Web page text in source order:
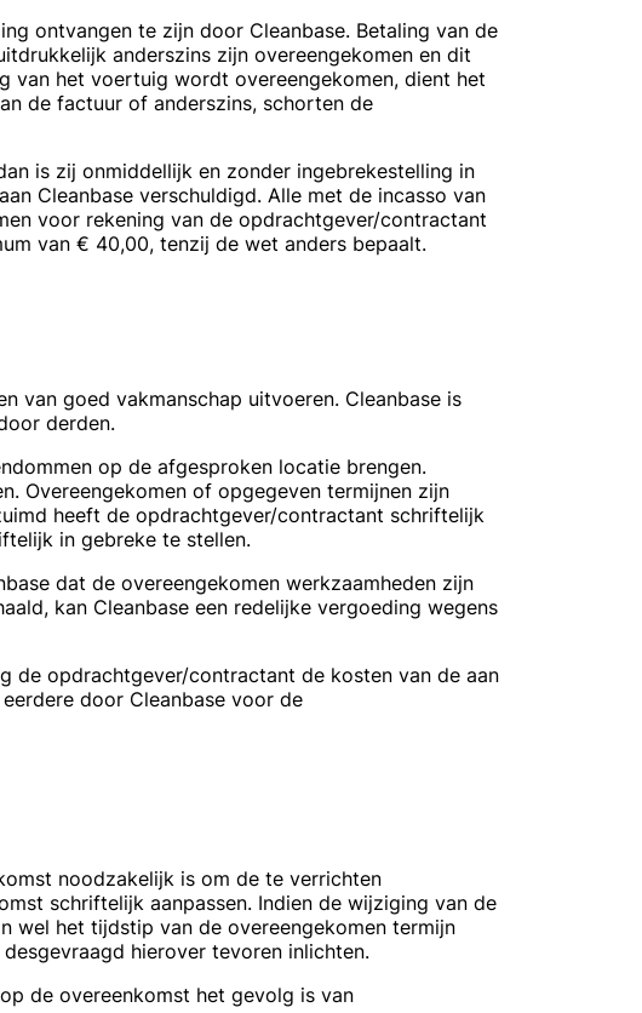
ontvangen te zijn door Cleanbase. Betaling van de
anderszins zijn overeengekomen en dit
van het voertuig wordt overeengekomen, dient het
de factuur of anderszins, schorten de
is zij onmiddellijk en zonder ingebrekestelling in
Cleanbase verschuldigd. Alle met de incasso van
voor rekening van de opdrachtgever/contractant
van € 40,00, tenzij de wet anders bepaalt.
van goed vakmanschap uitvoeren. Cleanbase is
derden.
op de afgesproken locatie brengen.
Overeengekomen of opgegeven termijnen zijn
heeft de opdrachtgever/contractant schriftelijk
in gebreke te stellen.
dat de overeengekomen werkzaamheden zijn
kan Cleanbase een redelijke vergoeding wegens
de opdrachtgever/contractant de kosten van de aan
door Cleanbase voor de
noodzakelijk is om de te verrichten
schriftelijk aanpassen. Indien de wijziging van de
wel het tijdstip van de overeengekomen termijn
hierover tevoren inlichten.
de overeenkomst het gevolg is van